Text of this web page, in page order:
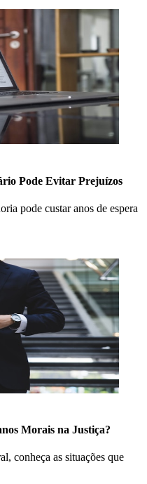
Pode Evitar Prejuízos
pode custar anos de espera
Morais na Justiça?
conheça as situações que